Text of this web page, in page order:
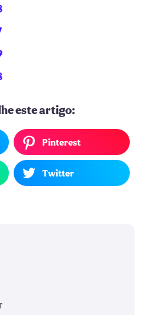
este artigo:
Pinterest
Twitter